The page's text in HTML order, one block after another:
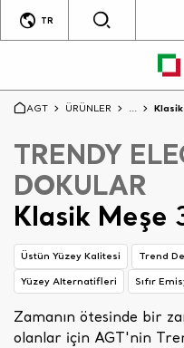
TR
AGT ÜRÜNLER ...
TRENDY
DOKULAR
Klasik Meşe
Üstün Yüzey Kalitesi Trend
Yüzey Alternatifleri
Sıfır
Zamanın ötesinde bir
olanlar için AGT'nin